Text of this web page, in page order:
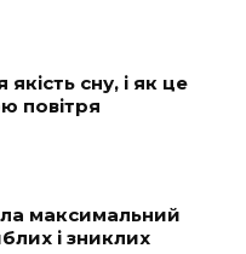
сну, і як це
повітря
максимальний
і зниклих